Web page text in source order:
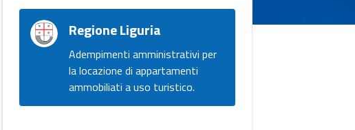
Regione Liguria
Adempimenti amministrativi per
la locazione di appartamenti
ammobiliati a uso turistico.